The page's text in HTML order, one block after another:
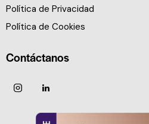
Política de Privacidad
Política de Cookies
Contáctanos